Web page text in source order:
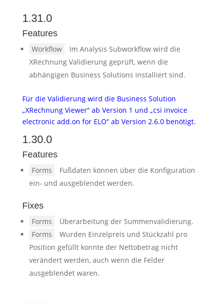
1.31.0
Features
Workflow
Im Analysis Subworkflow wird die
XRechnung Validierung geprüft, wenn die
abhängigen Business Solutions installiert sind.
Für die Validierung wird die Business Solution
„XRechnung Viewer“ ab Version 1 und „csi invoice
electronic add.on for ELO“ ab Version 2.6.0 benötigt.
1.30.0
Features
Forms
Fußdaten können über die Konfiguration
ein- und ausgeblendet werden.
Fixes
Forms
Überarbeitung der Summenvalidierung.
Forms
Wurden Einzelpreis und Stückzahl pro
Position gefüllt konnte der Nettobetrag nicht
verändert werden, auch wenn die Felder
ausgeblendet waren.